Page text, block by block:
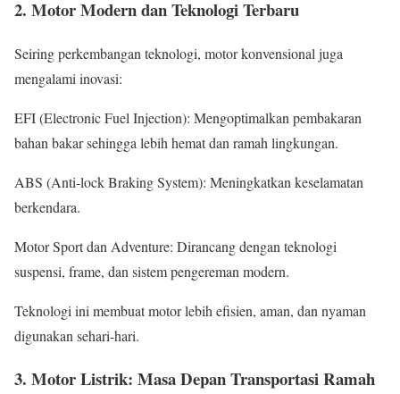
2. Motor Modern dan Teknologi Terbaru
Seiring perkembangan teknologi, motor konvensional juga
mengalami inovasi:
EFI (Electronic Fuel Injection): Mengoptimalkan pembakaran
bahan bakar sehingga lebih hemat dan ramah lingkungan.
ABS (Anti-lock Braking System): Meningkatkan keselamatan
berkendara.
Motor Sport dan Adventure: Dirancang dengan teknologi
suspensi, frame, dan sistem pengereman modern.
Teknologi ini membuat motor lebih efisien, aman, dan nyaman
digunakan sehari-hari.
3. Motor Listrik: Masa Depan Transportasi Ramah